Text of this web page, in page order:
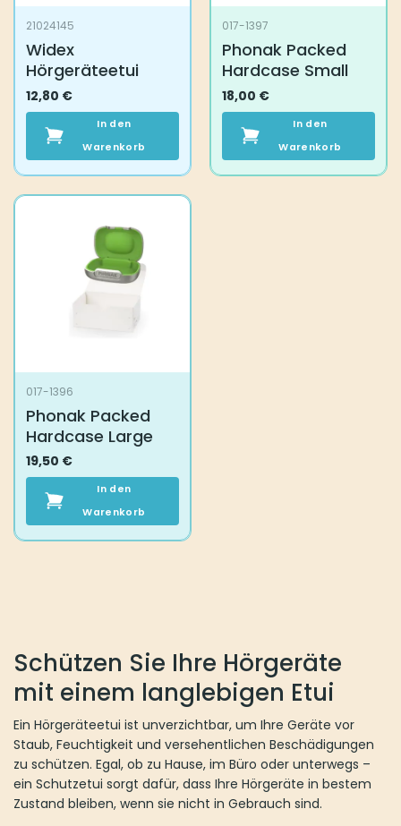
21024145
Widex
Hörgeräteetui
12,80 €
In den
Warenkorb
017-1397
Phonak Packed
Hardcase Small
18,00 €
In den
Warenkorb
017-1396
Phonak Packed
Hardcase Large
19,50 €
In den
Warenkorb
Schützen Sie Ihre Hörgeräte
mit einem langlebigen Etui
Ein Hörgeräteetui ist unverzichtbar, um Ihre Geräte vor
Staub, Feuchtigkeit und versehentlichen Beschädigungen
zu schützen. Egal, ob zu Hause, im Büro oder unterwegs –
ein Schutzetui sorgt dafür, dass Ihre Hörgeräte in bestem
Zustand bleiben, wenn sie nicht in Gebrauch sind.